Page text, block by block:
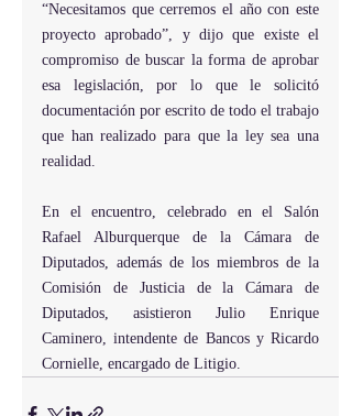
“Necesitamos que cerremos el año con este
proyecto aprobado”, y dijo que existe el
compromiso de buscar la forma de aprobar
esa legislación, por lo que le solicitó
documentación por escrito de todo el trabajo
que han realizado para que la ley sea una
realidad.
En el encuentro, celebrado en el Salón
Rafael Alburquerque de la Cámara de
Diputados, además de los miembros de la
Comisión de Justicia de la Cámara de
Diputados, asistieron Julio Enrique
Caminero, intendente de Bancos y Ricardo
Cornielle, encargado de Litigio.